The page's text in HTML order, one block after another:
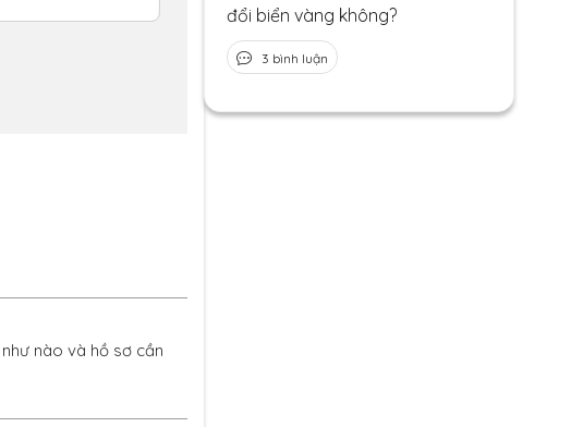
nào và hồ sơ cần
đổi biển vàng không?
3 bình luận